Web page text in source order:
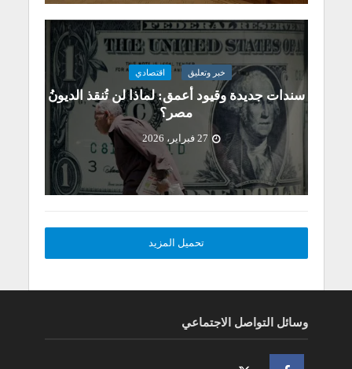
خبر وتعليق اقتصادي
سندات جديدة وقيود أعمق: لماذا لن تُنقذ الديونُ
مصر؟
27 فبراير، 2026
تحميل المزيد
وسائل التواصل الاجتماعي